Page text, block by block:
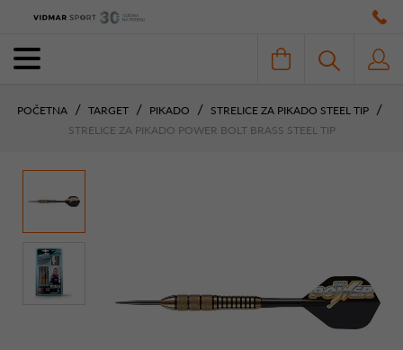
POČETNA TARGET PIKADO
STRELICE ZA PIKADO STEEL TIP
STRELICE ZA PIKADO POWER BOLT BRASS STEEL TIP